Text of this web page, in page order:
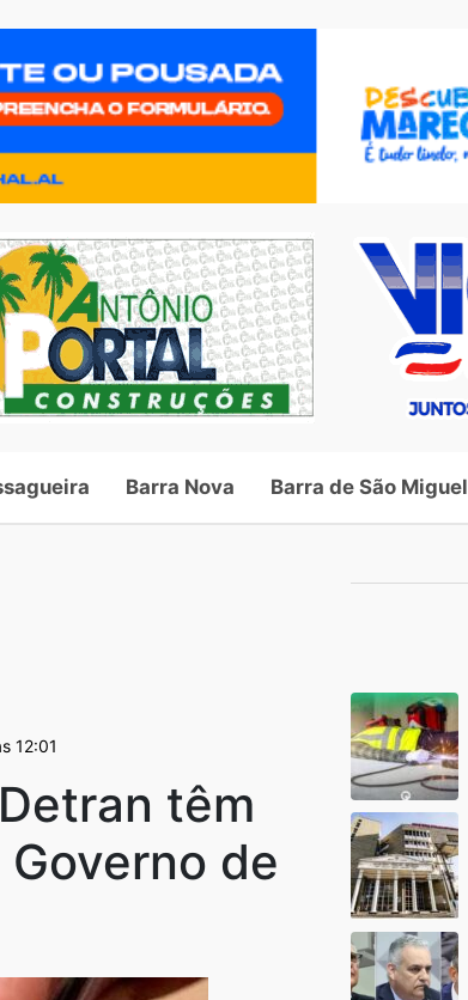
Barra Nova Barra de São Miguel
12:01
têm
de